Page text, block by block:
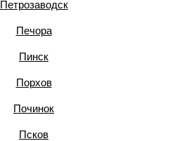
Петрозаводск
Печора
Пинск
Порхов
Починок
Псков